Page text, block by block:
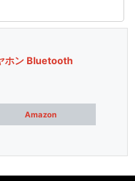
ホン Bluetooth
Amazon